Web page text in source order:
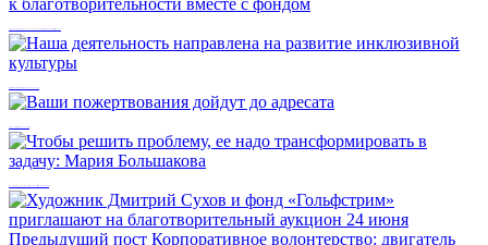
Предыдущий пост Корпоративное волонтерство: двигатель